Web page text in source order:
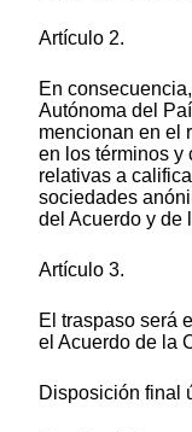
Artículo 2.
En
Autónoma del
mencionan en el
en los términos y
relativas a
sociedades
del Acuerdo y de
Artículo 3.
El traspaso será
el Acuerdo de la
Disposición final